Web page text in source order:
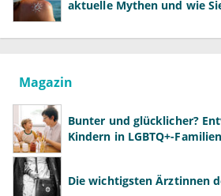
aktuelle Mythen und wie
Magazin
Bunter und glücklicher?
Kindern in LGBTQ+-Familien
Die wichtigsten Ärztinnen